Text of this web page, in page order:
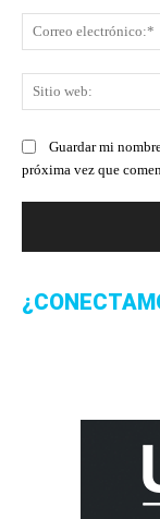
Guardar mi
próxima vez que